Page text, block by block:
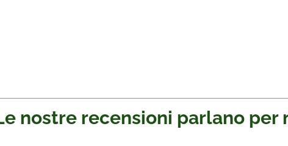
nostre recensioni parlano per